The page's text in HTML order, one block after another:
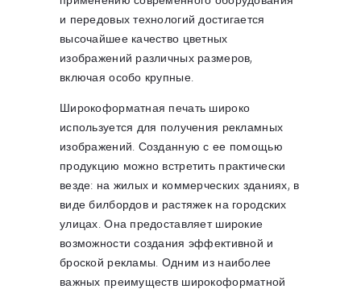
и передовых технологий достигается
высочайшее качество цветных
изображений различных размеров,
включая особо крупные.
Широкоформатная печать широко
используется для получения рекламных
изображений. Созданную с ее помощью
продукцию можно встретить практически
везде: на жилых и коммерческих зданиях, в
виде билбордов и растяжек на городских
улицах. Она предоставляет широкие
возможности создания эффективной и
броской рекламы. Одним из наиболее
важных преимуществ широкоформатной